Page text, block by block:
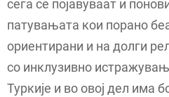
сега се појавуваат и
патувањата кои порано
ориентирани и на долги
со инклузивно
Туркије и во овој дел има